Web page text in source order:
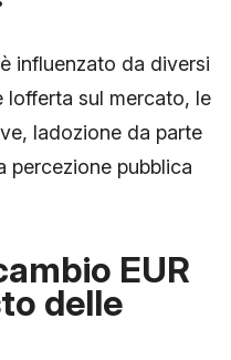
influenzato da diversi
sul mercato, le
ladozione da parte
percezione pubblica
EUR
delle